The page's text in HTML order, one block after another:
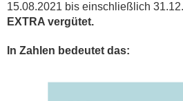
15.08.2021 bis einschließlich
EXTRA vergütet.
In Zahlen bedeutet das: